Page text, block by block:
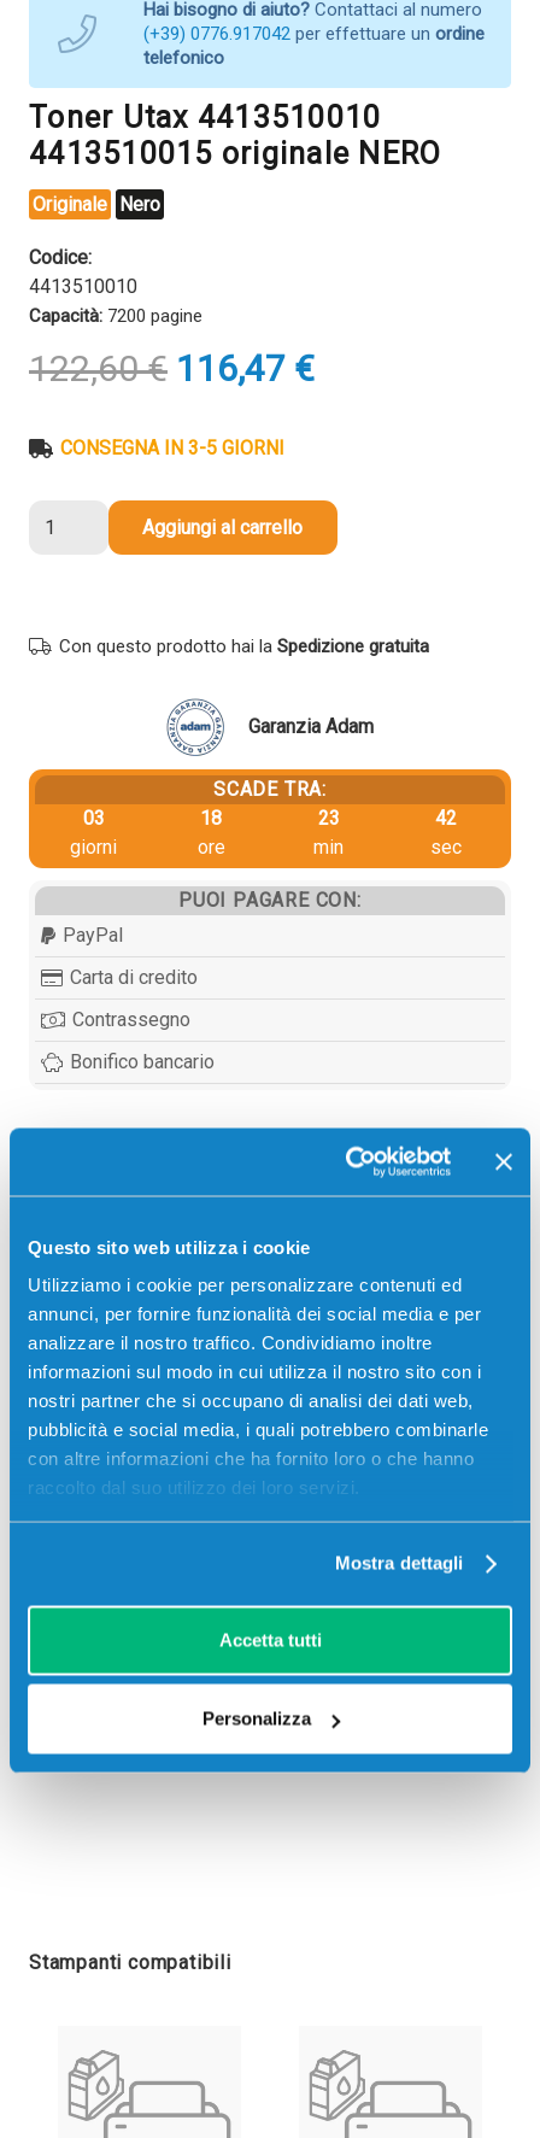
Questo sito web utilizza i cookie
Utilizziamo i cookie per personalizzare contenuti ed
annunci, per fornire funzionalità dei social media e per
analizzare il nostro traffico. Condividiamo inoltre
informazioni sul modo in cui utilizza il nostro sito con i
nostri partner che si occupano di analisi dei dati web,
pubblicità e social media, i quali potrebbero combinarle
con altre informazioni che ha fornito loro o che hanno
raccolto dal suo utilizzo dei loro servizi.
Mostra dettagli
Accetta tutti
Personalizza
Hai bisogno di aiuto? Contattaci al numero
(+39) 0776.917042 per effettuare un ordine
telefonico
Toner Utax 4413510010
4413510015 originale NERO
Originale Nero
Codice:
4413510010
Capacità: 7200 pagine
122,60€ Il
prezzo
era:
116,47 €Il
prezzo
CONSEGNA IN 3-5 GIORNI
NERO
Aggiungi al carrello
Con questo prodotto hai la Spedizione gratuita
Garanzia Adam
SCADE TRA:
03
giorni
18
ore
23
min
42
sec
PUOI PAGARE CON:
PayPal
Carta di credito
Contrassegno
Bonifico bancario
Toner Utax 4413510010 4413510015 originale NERO
7200 pagine per Stampanti: Utax LP 3135, Utax LP
3335, Utax P-3521D, Utax P-3521DN
Stampanti compatibili